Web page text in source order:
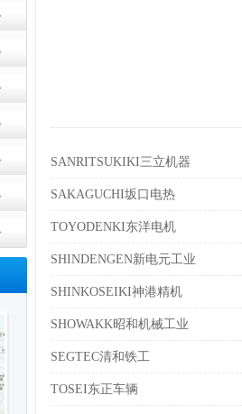
SANRITSUKIKI三立机器
SAKAGUCHI坂口电热
TOYODENKI东洋电机
SHINDENGEN新电元工业
SHINKOSEIKI神港精机
SHOWAKK昭和机械工业
SEGTEC清和铁工
TOSEI东正车辆